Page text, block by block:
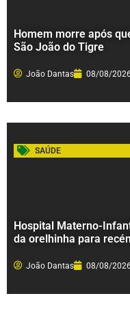
Homem morre após
São João do Tigre
João Dantas 08/08/2026
SAÚDE
Hospital Materno-
da orelhinha para
João Dantas 08/08/2026